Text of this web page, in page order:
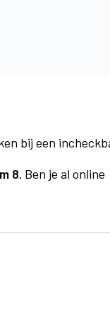
bij een
8. Ben je al online